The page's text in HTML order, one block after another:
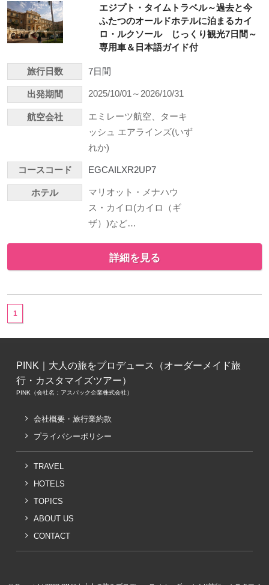
エジプト・タイムトラベル～過去と今
ふたつのオールドホテルに泊まるカイ
ロ・ルクソール じっくり観光7日間～
専用車＆日本語ガイド付
旅行日数 7日間
出発期間 2025/10/01～2026/10/31
航空会社
エミレーツ航空、ターキ
ッシュ エアラインズ(いず
れか)
コースコード EGCAILXR2UP7
ホテル
マリオット・メナハウ
ス・カイロ(カイロ（ギ
ザ）)など…
詳細を見る
1
PINK｜大人の旅をプロデュース（オーダーメイド旅
行・カスタマイズツアー）
PINK（会社名：アスパック企業株式会社）
会社概要・旅行業約款
プライバシーポリシー
TRAVEL
HOTELS
TOPICS
ABOUT US
CONTACT